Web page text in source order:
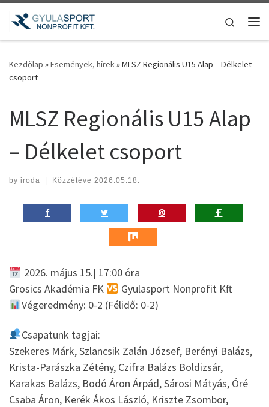
Teljes tartalom megjelenítése
Search
Kezdőlap »Események, hírek»MLSZ Regionális U15 Alap – Délkelet
csoport
MLSZ Regionális U15 Alap
– Délkelet csoport
by iroda | Közzétéve 2026.05.18.
2026. május 15.| 17:00 óra
Grosics Akadémia FK
Gyulasport Nonprofit Kft
Végeredmény: 0-2 (Félidő: 0-2)
Csapatunk tagjai:
Szekeres Márk, Szlancsik Zalán József, Berényi Balázs,
Krista-Parászka Zétény, Czifra Balázs Boldizsár,
Karakas Balázs, Bodó Áron Árpád, Sárosi Mátyás, Óré
Csaba Áron, Kerék Ákos László, Kriszte Zsombor,